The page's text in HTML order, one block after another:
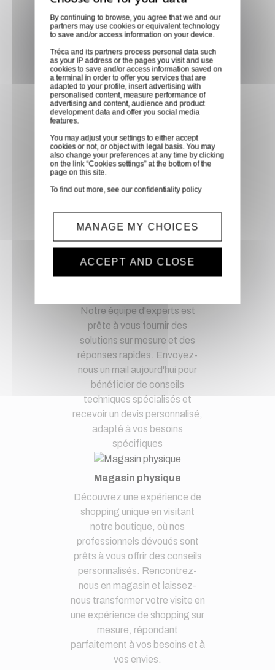
Retirer vos produits
directement en magasin ou
faites vous livrer chez vous ou
dans les points relais de notre
partenaire GLS, partout en
France métropolitaine et en
Europe entre 24h et 48h après
mise à disposition des produits
Paiement sécurisé
Paiement CB, virement,
Service client
d'esprit en confiant vos
Notre équipe d'experts est
prête à vous fournir des
solutions sur mesure et des
réponses rapides. Envoyez-
nous un mail aujourd'hui pour
bénéficier de conseils
techniques spécialisés et
recevoir un devis personnalisé,
adapté à vos besoins
spécifiques
Magasin physique
Découvrez une expérience de
shopping unique en visitant
notre boutique, où nos
professionnels dévoués sont
prêts à vous offrir des conseils
personnalisés. Rencontrez-
nous en magasin et laissez-
nous transformer votre visite en
une expérience de shopping sur
mesure, répondant
parfaitement à vos besoins et à
vos envies.
By continuing to browse, you agree that we and our
partners may use cookies or equivalent technology
to save and/or access information on your device.
Tréca and its partners process personal data such
as your IP address or the pages you visit and use
cookies to save and/or access information saved on
a terminal in order to offer you services that are
adapted to your profile, insert advertising with
personalised content, measure performance of
advertising and content, audience and product
development data and offer you social media
features.
You may adjust your settings to either accept
cookies or not, or object with legal basis. You may
also change your preferences at any time by clicking
on the link “Cookies settings” at the bottom of the
page on this site.
To find out more, see ourconfidentiality policy
MANAGE MY CHOICES
ACCEPT AND CLOSE